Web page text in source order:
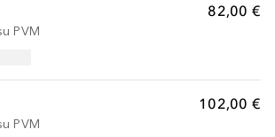
82,00 €
PVM
102,00 €
PVM